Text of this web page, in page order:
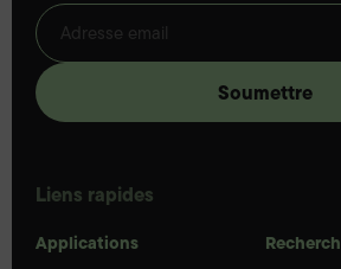
Liens rapides
Applications